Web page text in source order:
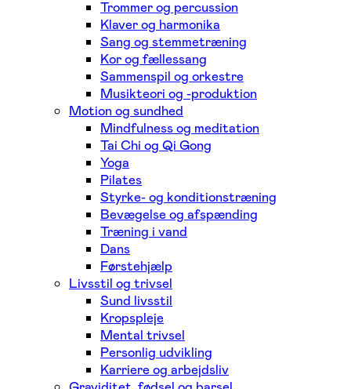
Trommer og percussion
Klaver og harmonika
Sang og stemmetræning
Kor og fællessang
Sammenspil og orkestre
Musikteori og -produktion
Motion og sundhed
Mindfulness og meditation
Tai Chi og Qi Gong
Yoga
Pilates
Styrke- og konditionstræning
Bevægelse og afspænding
Træning i vand
Dans
Førstehjælp
Livsstil og trivsel
Sund livsstil
Kropspleje
Mental trivsel
Personlig udvikling
Karriere og arbejdsliv